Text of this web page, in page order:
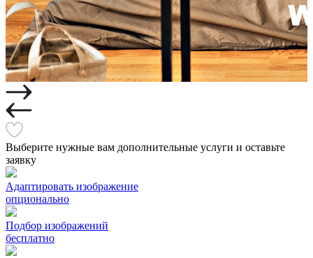
Выберите нужные вам дополнительные услуги и оставьте
заявку
Адаптировать изображение
опционально
Подбор изображений
бесплатно